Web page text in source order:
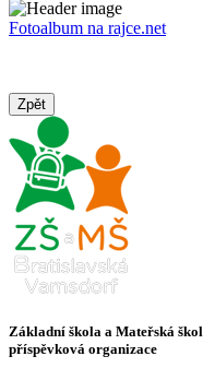
Fotoalbum na rajce.net
Zpět
Základní škola a Mateřská
příspěvková organizace